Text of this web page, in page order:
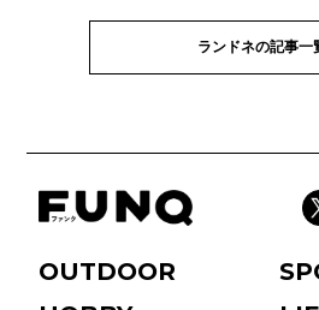
ランドネの記事一
OUTDOOR